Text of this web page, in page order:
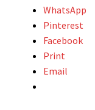
500g,
Stamatakos
Olivegrove
quantity
WhatsApp
Pinterest
Facebook
Print
Email